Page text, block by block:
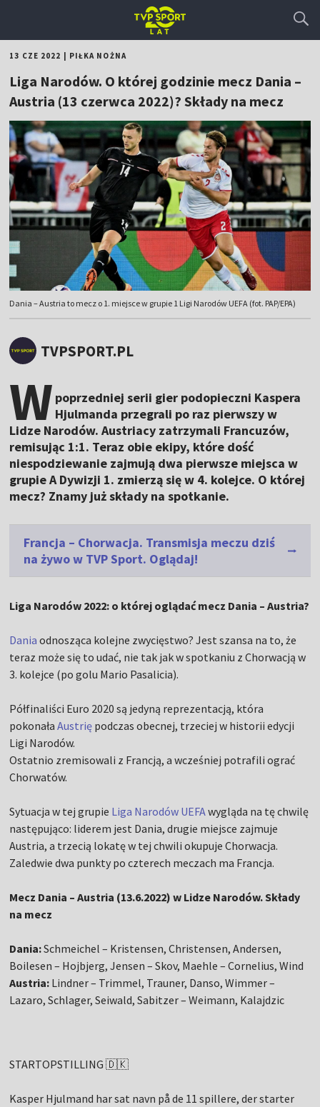
13 CZE 2022 PIŁKA NOŻNA
Liga Narodów. O której godzinie mecz Dania –
Austria (13 czerwca 2022)? Składy na mecz
Dania – Austria to mecz o 1. miejsce w grupie 1 Ligi Narodów UEFA (fot. PAP/EPA)
TVPSPORT.PL
W poprzedniej serii gier podopieczni Kaspera
Hjulmanda przegrali po raz pierwszy w
Lidze Narodów. Austriacy zatrzymali Francuzów,
remisując 1:1. Teraz obie ekipy, które dość
niespodziewanie zajmują dwa pierwsze miejsca w
grupie A Dywizji 1. zmierzą się w 4. kolejce. O której
mecz? Znamy już składy na spotkanie.
Francja – Chorwacja. Transmisja meczu dziś
na żywo w TVP Sport. Oglądaj!
Liga Narodów 2022: o której oglądać mecz Dania – Austria?
Dania odnosząca kolejne zwycięstwo? Jest szansa na to, że
teraz może się to udać, nie tak jak w spotkaniu z Chorwacją w
3. kolejce (po golu Mario Pasalicia).
Półfinaliści Euro 2020 są jedyną reprezentacją, która
pokonałaAustrię podczas obecnej, trzeciej w historii edycji
Ligi Narodów.
Ostatnio zremisowali z Francją, a wcześniej potrafili ograć
Chorwatów.
Sytuacja w tej grupie Liga Narodów UEFAwygląda na tę chwilę
następująco: liderem jest Dania, drugie miejsce zajmuje
Austria, a trzecią lokatę w tej chwili okupuje Chorwacja.
Zaledwie dwa punkty po czterech meczach ma Francja.
Mecz Dania – Austria (13.6.2022) w Lidze Narodów. Składy
na mecz
Dania:Schmeichel – Kristensen, Christensen, Andersen,
Boilesen – Hojbjerg, Jensen – Skov, Maehle – Cornelius, Wind
Austria: Lindner – Trimmel, Trauner, Danso, Wimmer –
Lazaro, Schlager, Seiwald, Sabitzer – Weimann, Kalajdzic
STARTOPSTILLING 🇩🇰
Kasper Hjulmand har sat navn på de 11 spillere, der starter